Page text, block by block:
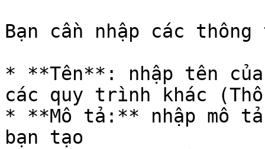
Bạn cần nhập các
* **Tên**: nhập tên
các quy trình khác
* **Mô tả:** nhập mô
bạn tạo